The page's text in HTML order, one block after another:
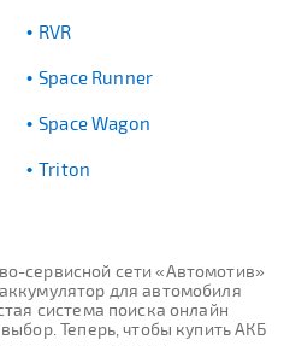
RVR
Space Runner
Space Wagon
Triton
сервисной сети «Автомотив»
для автомобиля
система поиска онлайн
Теперь, чтобы купить АКБ